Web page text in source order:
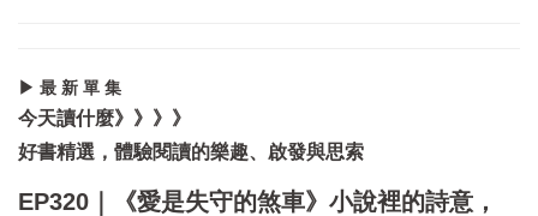
▶ 最 新 單 集
今天讀什麼》》》》
好書精選，體驗閱讀的樂趣、啟發與思索
EP320｜《愛是失守的煞車》小說裡的詩意，